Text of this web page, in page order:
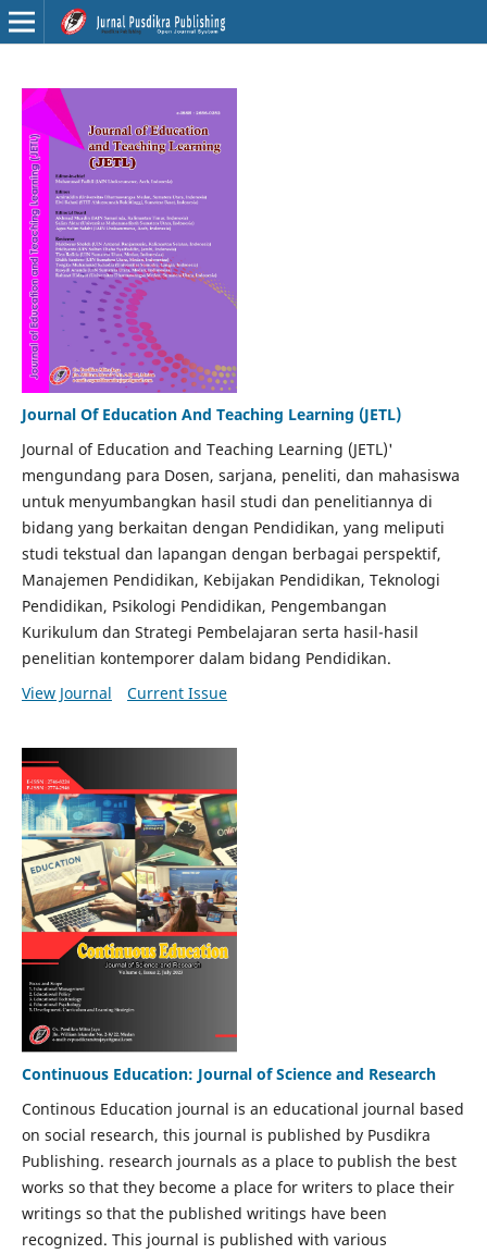
Journal Of Education And Teaching Learning (JETL)
Journal of Education and Teaching Learning (JETL)'
mengundang para Dosen, sarjana, peneliti, dan mahasiswa
untuk menyumbangkan hasil studi dan penelitiannya di
bidang yang berkaitan dengan Pendidikan, yang meliputi
studi tekstual dan lapangan dengan berbagai perspektif,
Manajemen Pendidikan, Kebijakan Pendidikan, Teknologi
Pendidikan, Psikologi Pendidikan, Pengembangan
Kurikulum dan Strategi Pembelajaran serta hasil-hasil
penelitian kontemporer dalam bidang Pendidikan.
View Journal
Current Issue
Continuous Education: Journal of Science and Research
Continous Education journal is an educational journal based
on social research, this journal is published by Pusdikra
Publishing. research journals as a place to publish the best
works so that they become a place for writers to place their
writings so that the published writings have been
recognized. This journal is published with various